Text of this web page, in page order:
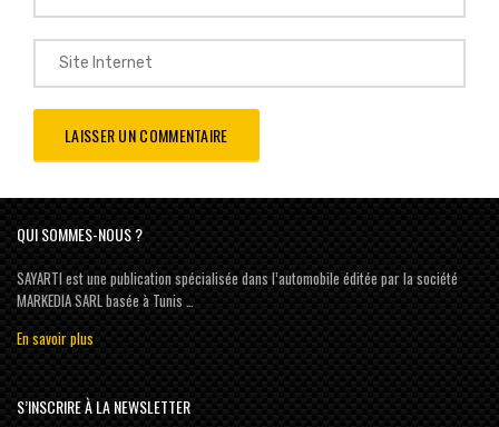
QUI SOMMES-NOUS ?
SAYARTI est une publication spécialisée dans l’automobile éditée par la société
MARKEDIA SARL basée à Tunis …
En savoir plus
S’INSCRIRE À LA NEWSLETTER